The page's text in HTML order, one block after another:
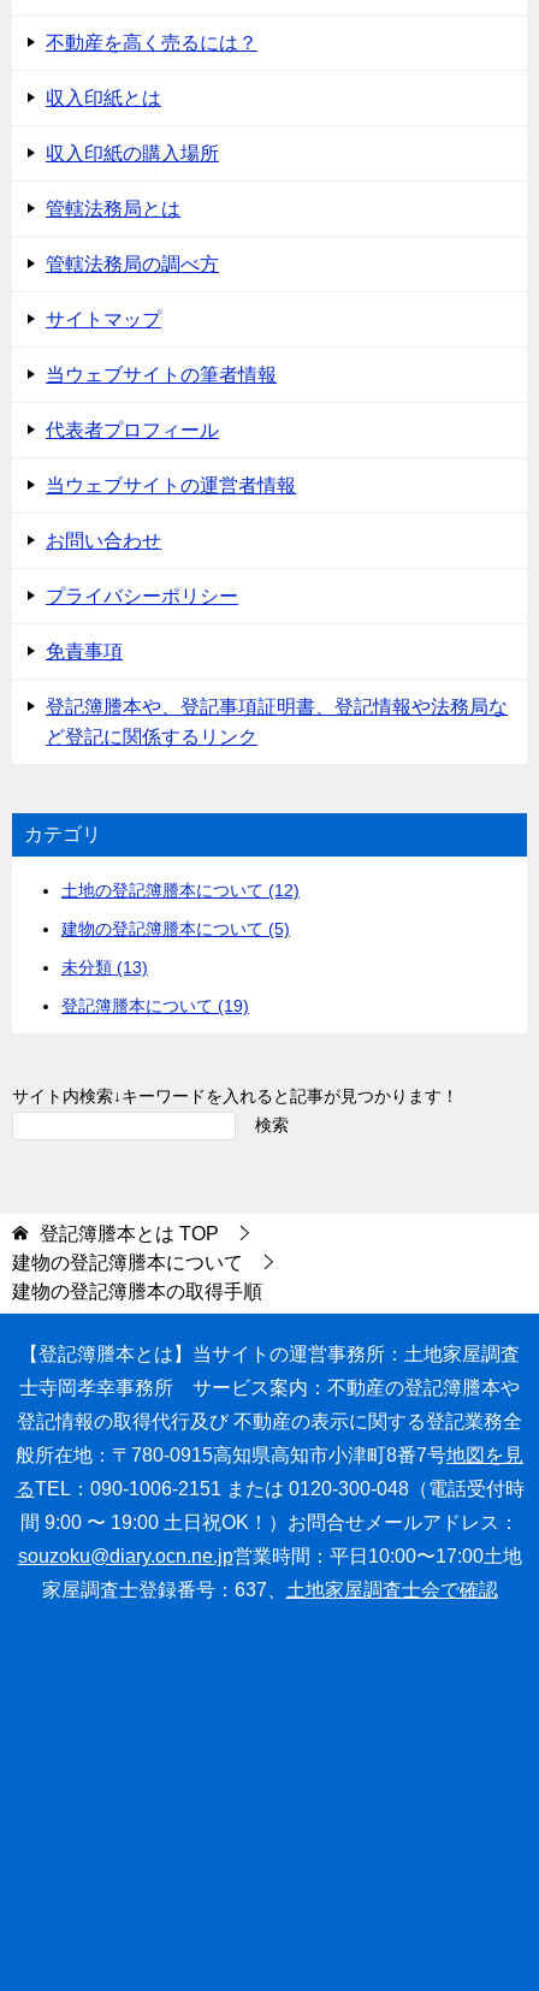
不動産を高く売るには？
収入印紙とは
収入印紙の購入場所
管轄法務局とは
管轄法務局の調べ方
サイトマップ
当ウェブサイトの筆者情報
代表者プロフィール
当ウェブサイトの運営者情報
お問い合わせ
プライバシーポリシー
免責事項
登記簿謄本や、登記事項証明書、登記情報や法務局な
ど登記に関係するリンク
カテゴリ
土地の登記簿謄本について (12)
建物の登記簿謄本について (5)
未分類 (13)
登記簿謄本について (19)
サイト内検索↓キーワードを入れると記事が見つかります！
検索
登記簿謄本とは TOP
建物の登記簿謄本について
建物の登記簿謄本の取得手順
【登記簿謄本とは】 当サイトの運営事務所：土地家屋調査
士寺岡孝幸事務所 サービス案内：不動産の登記簿謄本や
登記情報の取得代行及び 不動産の表示に関する登記業務全
般所在地：〒780-0915高知県高知市小津町8番7号地図を見
るTEL：090-1006-2151 または 0120-300-048（電話受付時
間 9:00 〜 19:00 土日祝OK！） お問合せメールアドレス：
souzoku@diary.ocn.ne.jp営業時間：平日10:00〜17:00土地
家屋調査士登録番号：637、 土地家屋調査士会で確認